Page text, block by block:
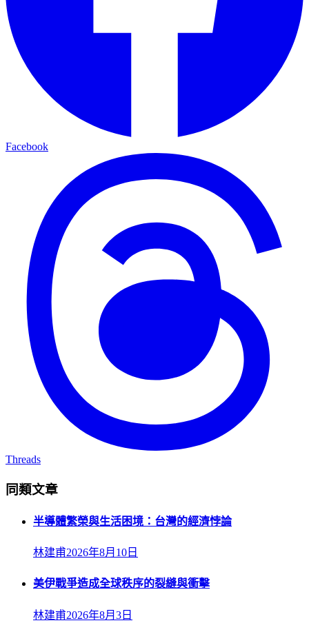
Facebook
Threads
同類文章
半導體繁榮與生活困境：台灣的經濟悖論
林建甫2026年8月10日
美伊戰爭造成全球秩序的裂縫與衝擊
林建甫2026年8月3日